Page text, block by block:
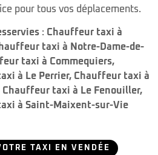
pour tous vos déplacements.
: Chauffeur taxi à
taxi à Notre-Dame-de-
taxi à Commequiers,
à Le Perrier, Chauffeur taxi à
Chauffeur taxi à Le Fenouiller,
à Saint-Maixent-sur-Vie
TAXI EN VENDÉE